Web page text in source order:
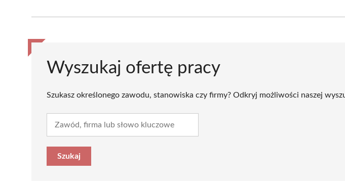
Wyszukaj ofertę pracy
Szukasz określonego zawodu, stanowiska czy firmy? Odkryj możliwości naszej